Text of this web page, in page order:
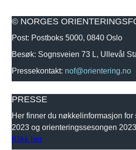
© NORGES
Post: Postboks 5000, 0840 Oslo
Besøk: Sognsveien 73 L, Ullevål
Pressekontakt: nof@orientering.no
PRESSE
Her finner du nøkkelinformasjon
2023 og orienteringssesongen
Klikk her